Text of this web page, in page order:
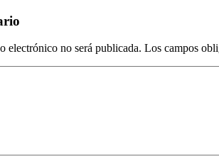
electrónico no será publicada. Los campos